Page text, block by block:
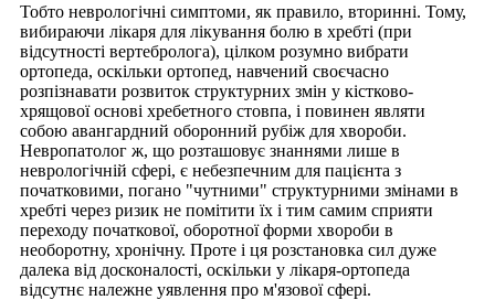
Тобто неврологічні симптоми, як правило, вторинні. Тому,
вибираючи лікаря для лікування болю в хребті (при
відсутності вертебролога), цілком розумно вибрати
ортопеда, оскільки ортопед, навчений своєчасно
розпізнавати розвиток структурних змін у кістково-
хрящової основі хребетного стовпа, і повинен являти
собою авангардний оборонний рубіж для хвороби.
Невропатолог ж, що розташовує знаннями лише в
неврологічній сфері, є небезпечним для пацієнта з
початковими, погано "чутними" структурними змінами в
хребті через ризик не помітити їх і тим самим сприяти
переходу початкової, оборотної форми хвороби в
необоротну, хронічну. Проте і ця розстановка сил дуже
далека від досконалості, оскільки у лікаря-ортопеда
відсутнє належне уявлення про м'язової сфері.